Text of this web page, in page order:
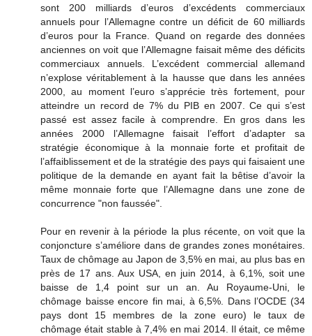
sont 200 milliards d’euros d’excédents commerciaux
annuels pour l’Allemagne contre un déficit de 60 milliards
d’euros pour la France. Quand on regarde des données
anciennes on voit que l’Allemagne faisait même des déficits
commerciaux annuels. L’excédent commercial allemand
n’explose véritablement à la hausse que dans les années
2000, au moment l’euro s’apprécie très fortement, pour
atteindre un record de 7% du PIB en 2007. Ce qui s’est
passé est assez facile à comprendre. En gros dans les
années 2000 l’Allemagne faisait l’effort d’adapter sa
stratégie économique à la monnaie forte et profitait de
l’affaiblissement et de la stratégie des pays qui faisaient une
politique de la demande en ayant fait la bêtise d’avoir la
même monnaie forte que l’Allemagne dans une zone de
concurrence "non faussée".
Pour en revenir à la période la plus récente, on voit que la
conjoncture s’améliore dans de grandes zones monétaires.
Taux de chômage au Japon de 3,5% en mai, au plus bas en
près de 17 ans. Aux USA, en juin 2014, à 6,1%, soit une
baisse de 1,4 point sur un an. Au Royaume-Uni, le
chômage baisse encore fin mai, à 6,5%. Dans l’OCDE (34
pays dont 15 membres de la zone euro) le taux de
chômage était stable à 7,4% en mai 2014. Il était, ce même